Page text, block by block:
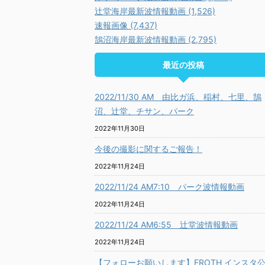
辻堂海岸最新波情報動画 (1,526)
速報画像 (7,437)
鵠沼海岸最新波情報動画 (2,795)
最近の投稿
2022/11/30 AM 由比ガ浜、稲村、七里、鵠
沼、辻堂、チサン、パーク
2022年11月30日
今後の撮影に関するご報告！
2022年11月24日
2022/11/24 AM7:10 パーク波情報動画
2022年11月24日
2022/11/24 AM6:55 辻堂波情報動画
2022年11月24日
【フォローお願いします】FROTH インスタ公